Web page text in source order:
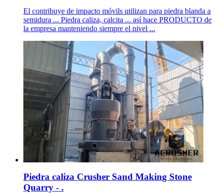
El contribuye de impacto móvils utilizan para piedra blanda a
semidura ... Piedra caliza, calcita ... así hace PRODUCTO de
la empresa manteniendo siempre el nivel ...
Piedra caliza Crusher Sand Making Stone
Quarry - .